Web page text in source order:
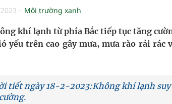
Lý Và Cơ Chế Phân Tử
lưới cấp cứu ngoại viện toàn quốc
trở thành động lực tăng trưởng mới của Việt
trị thâm body nách, bẹn, mông cực hiệu quả
Môi trường xanh
khí lạnh từ phía Bắc tiếp tục tăng
yếu trên cao gây mưa, mưa rào rải rác
tiết ngày 18-2-2023:Không khí lạnh